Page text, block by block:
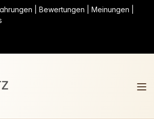
| Bewertungen | Meinungen |